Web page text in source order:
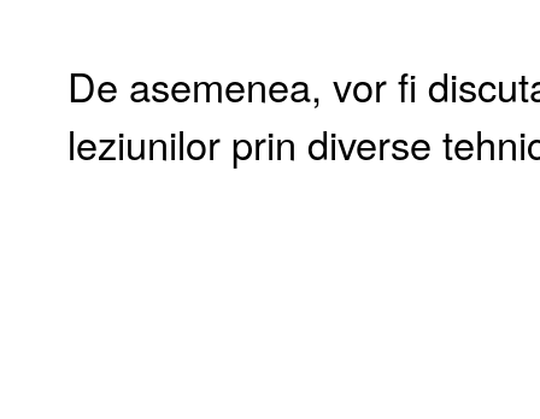
De asemenea, vor fi
leziunilor prin diverse